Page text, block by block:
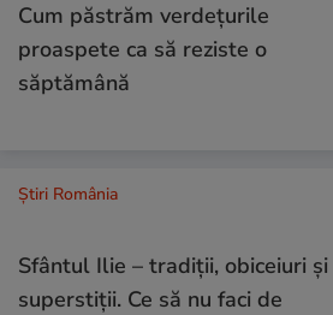
Cum păstrăm verdețurile
proaspete ca să reziste o
săptămână
Știri România
Sfântul Ilie – tradiții, obiceiuri și
superstiții. Ce să nu faci de